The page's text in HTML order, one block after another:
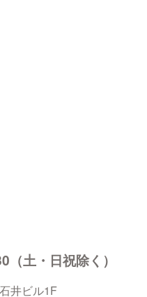
土・日祝除く）
井ビル1F